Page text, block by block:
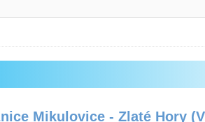
Mikulovice - Zlaté Hory